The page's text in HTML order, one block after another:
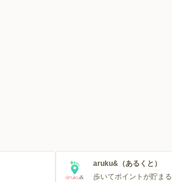
aruku&（あるくと）
歩いてポイントが貯まる